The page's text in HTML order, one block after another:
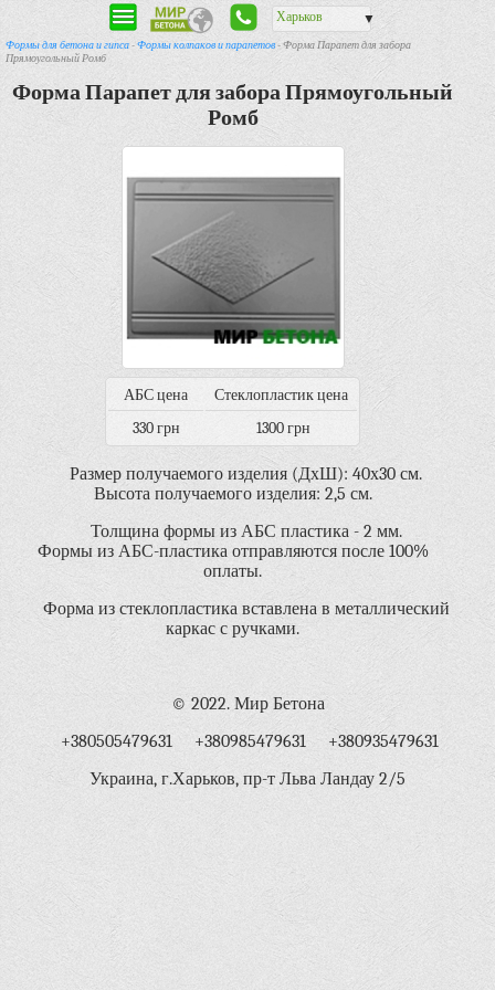
Харьков ▼
Формы для бетона и гипса-Формы колпаков и парапетов- Форма Парапет для забора
Прямоугольный Ромб
Форма Парапет для забора Прямоугольный
Ромб
АБС цена
Стеклопластик цена
330 грн
1300 грн
Размер получаемого изделия (ДхШ): 40х30 см.
Высота получаемого изделия: 2,5 см.
Толщина формы из АБС пластика - 2 мм.
Формы из АБС-пластика отправляются после 100%
оплаты.
Форма из стеклопластика вставлена в металлический
каркас с ручками.
© 2022. Мир Бетона
+380505479631 +380985479631 +380935479631
Украина, г.Харьков, пр-т Льва Ландау 2/5